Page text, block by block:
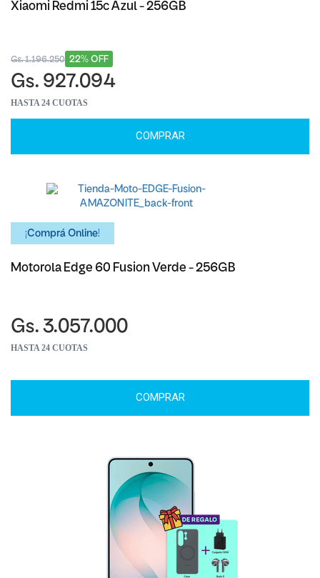
Xiaomi Redmi 15c Azul - 256GB
22% OFF
Gs. 1.196.250
Gs. 927.094
HASTA 24 CUOTAS
COMPRAR
¡Comprá Online!
Motorola Edge 60 Fusion Verde - 256GB
Gs. 3.057.000
HASTA 24 CUOTAS
COMPRAR